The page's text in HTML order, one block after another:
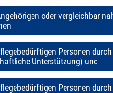
oder vergleichbar
Personen
Unterstützung) und
Personen